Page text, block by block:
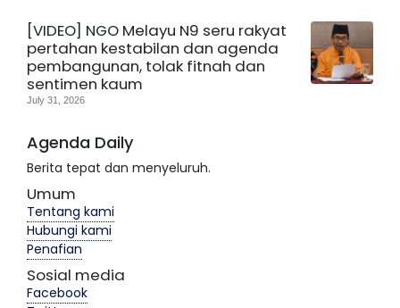
[VIDEO] NGO Melayu N9 seru rakyat
pertahan kestabilan dan agenda
pembangunan, tolak fitnah dan
sentimen kaum
July 31, 2026
Agenda Daily
Berita tepat dan menyeluruh.
Umum
Tentang kami
Hubungi kami
Penafian
Sosial media
Facebook